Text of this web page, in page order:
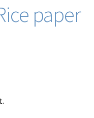
paper